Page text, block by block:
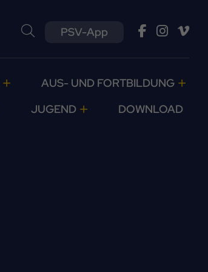
PSV-App
AUS- UND FORTBILDUNG
JUGEND DOWNLOAD